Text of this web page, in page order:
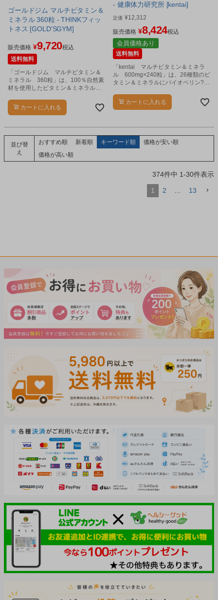
ゴールドジム マルチビタミン＆
ミネラル 360粒 - THINKフィッ
トネス [GOLD'SGYM]
販売価格 ¥9,720税込
送料無料
「ゴールドジム マルチビタミン＆
ミネラル 360粒」は、100％自然素
材を使用したビタミン＆ミネラルサ
カートに入れる
- 健康体力研究所 [kentai]
定価 ¥12,312
販売価格 ¥8,424税込
会員価格あり
送料無料
「kentai マルチビタミン＆ミネラ
ル 600mg×240粒」は、26種類のビ
タミン＆ミネラルにバイオペリン?、
です。
カートに入れる
並び替
え
おすすめ順 新着順 キーワード順
価格が安い順
価格が高い順
374件中 1-30件表示
1 2 … 13